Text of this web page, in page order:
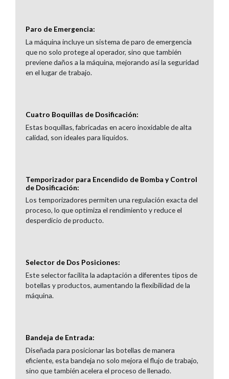
Paro de Emergencia:
La máquina incluye un sistema de paro de emergencia
que no solo protege al operador, sino que también
previene daños a la máquina, mejorando así la seguridad
en el lugar de trabajo.
Cuatro Boquillas de Dosificación:
Estas boquillas, fabricadas en acero inoxidable de alta
calidad, son ideales para líquidos.
Temporizador para Encendido de Bomba y Control
de Dosificación:
Los temporizadores permiten una regulación exacta del
proceso, lo que optimiza el rendimiento y reduce el
desperdicio de producto.
Selector de Dos Posiciones:
Este selector facilita la adaptación a diferentes tipos de
botellas y productos, aumentando la flexibilidad de la
máquina.
Bandeja de Entrada:
Diseñada para posicionar las botellas de manera
eficiente, esta bandeja no solo mejora el flujo de trabajo,
sino que también acelera el proceso de llenado.